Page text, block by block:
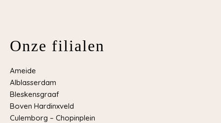
Onze filialen
Ameide
Alblasserdam
Bleskensgraaf
Boven Hardinxveld
Culemborg – Chopinplein